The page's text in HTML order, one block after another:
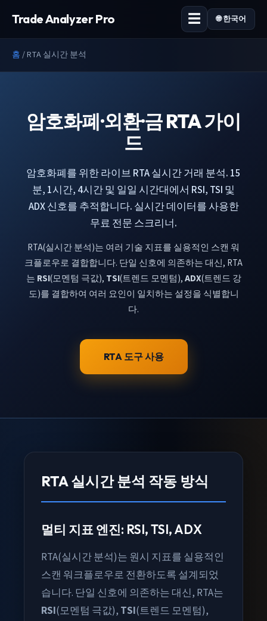
Trade Analyzer Pro 🌐 한국어
홈 /RTA 실시간 분석
암호화폐·외환·금 RTA 가이
드
암호화폐를 위한 라이브 RTA 실시간 거래 분석. 15
분, 1시간, 4시간 및 일일 시간대에서 RSI, TSI 및
ADX 신호를 추적합니다. 실시간 데이터를 사용한
무료 전문 스크리너.
RTA(실시간 분석)는 여러 기술 지표를 실용적인 스캔 워
크플로우로 결합합니다. 단일 신호에 의존하는 대신, RTA
는 RSI(모멘텀 극값), TSI(트렌드 모멘텀),ADX(트렌드 강
도)를 결합하여 여러 요인이 일치하는 설정을 식별합니
다.
RTA 도구 사용
RTA 실시간 분석 작동 방식
멀티 지표 엔진: RSI, TSI, ADX
RTA(실시간 분석)는 원시 지표를 실용적인
스캔 워크플로우로 전환하도록 설계되었
습니다. 단일 신호에 의존하는 대신, RTA는
RSI(모멘텀 극값), TSI(트렌드 모멘텀),